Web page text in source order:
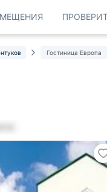
Гостиница Европа